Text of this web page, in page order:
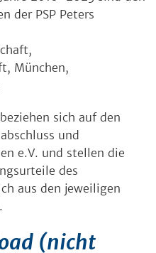
der PSP Peters
München,
sich auf den
und
e.V. und stellen die
des
aus den jeweiligen
(nicht